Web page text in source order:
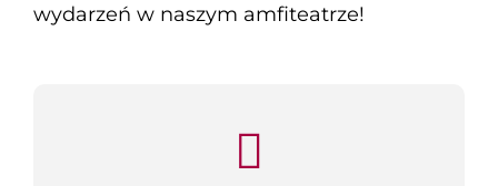
wydarzeń w naszym amfiteatrze!